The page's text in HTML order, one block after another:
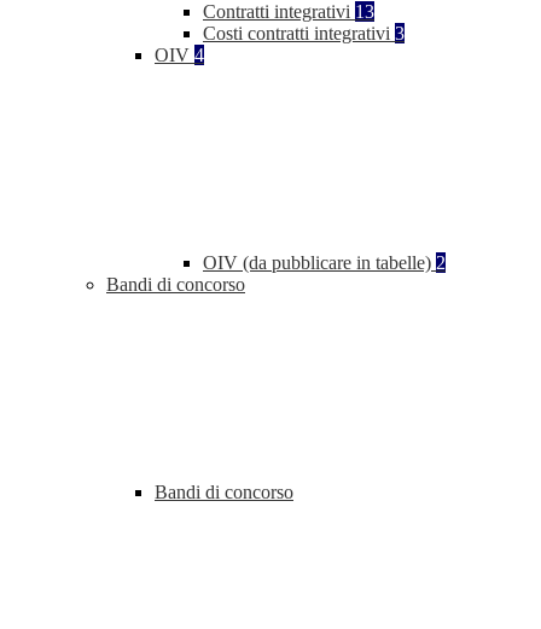
Contratti integrativi 13
Costi contratti integrativi 3
OIV 4
OIV (da pubblicare in tabelle) 2
Bandi di concorso
Bandi di concorso